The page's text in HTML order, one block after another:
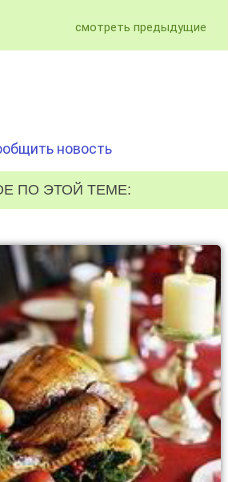
смотреть предыдущие
новость
ПО ЭТОЙ ТЕМЕ: